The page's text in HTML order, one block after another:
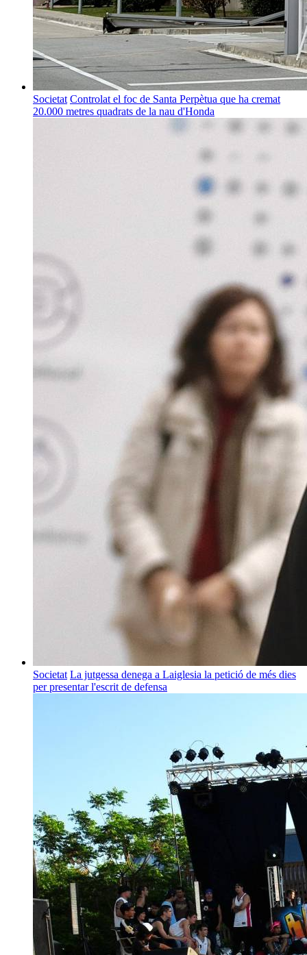
Societat Controlat el foc de Santa Perpètua que ha cremat
20.000 metres quadrats de la nau d'Honda
Societat La jutgessa denega a Laiglesia la petició de més dies
per presentar l'escrit de defensa